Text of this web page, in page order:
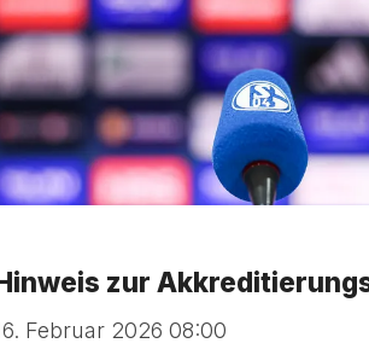
zur
Februar 2026 08:00